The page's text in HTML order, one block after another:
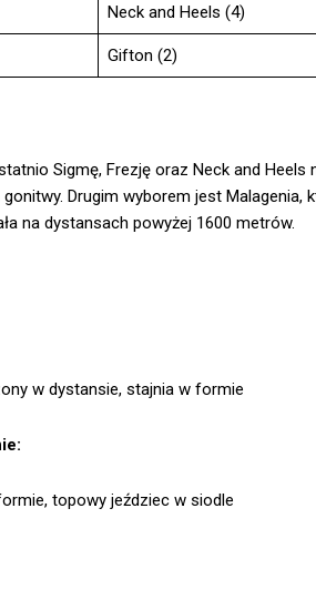
Neck and Heels (4)
Gifton (2)
Sigmę, Frezję oraz Neck and Heels
Drugim wyborem jest Malagenia,
na dystansach powyżej 1600 metrów.
w dystansie, stajnia w formie
topowy jeździec w siodle